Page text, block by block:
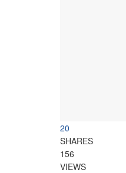
20
SHARES
156
VIEWS